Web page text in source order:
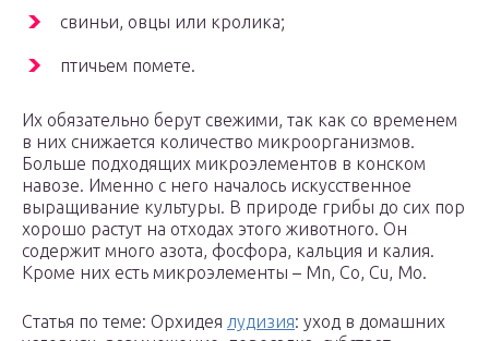
свиньи, овцы или кролика;
птичьем помете.
Их обязательно берут свежими, так как со временем
в них снижается количество микроорганизмов.
Больше подходящих микроэлементов в конском
навозе. Именно с него началось искусственное
выращивание культуры. В природе грибы до сих пор
хорошо растут на отходах этого животного. Он
содержит много азота, фосфора, кальция и калия.
Кроме них есть микроэлементы – Mn, Co, Cu, Mo.
Статья по теме: Орхидея лудизия: уход в домашних